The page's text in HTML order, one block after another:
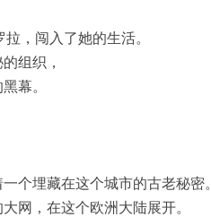
，闯入了她的生活。
组织，
幕。
个埋藏在这个城市的古老秘密。
网，在这个欧洲大陆展开。